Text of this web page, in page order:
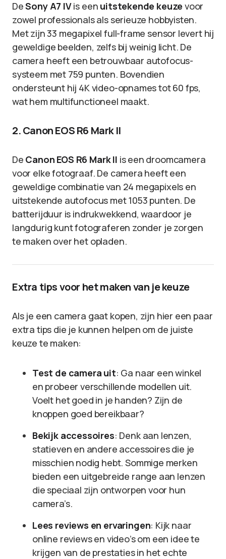
DeSony A7 IVis een uitstekende keuze voor
zowel professionals als serieuze hobbyisten.
Met zijn 33 megapixel full-frame sensor levert hij
geweldige beelden, zelfs bij weinig licht. De
camera heeft een betrouwbaar autofocus-
systeem met 759 punten. Bovendien
ondersteunt hij 4K video-opnames tot 60 fps,
wat hem multifunctioneel maakt.
2. Canon EOS R6 Mark II
De Canon EOS R6 Mark II is een droomcamera
voor elke fotograaf. De camera heeft een
geweldige combinatie van 24 megapixels en
uitstekende autofocus met 1053 punten. De
batterijduur is indrukwekkend, waardoor je
langdurig kunt fotograferen zonder je zorgen
te maken over het opladen.
Extra tips voor het maken van je keuze
Als je een camera gaat kopen, zijn hier een paar
extra tips die je kunnen helpen om de juiste
keuze te maken:
Test de camera uit: Ga naar een winkel
en probeer verschillende modellen uit.
Voelt het goed in je handen? Zijn de
knoppen goed bereikbaar?
Bekijk accessoires: Denk aan lenzen,
statieven en andere accessoires die je
misschien nodig hebt. Sommige merken
bieden een uitgebreide range aan lenzen
die speciaal zijn ontworpen voor hun
camera’s.
Lees reviews en ervaringen: Kijk naar
online reviews en video’s om een idee te
krijgen van de prestaties in het echte